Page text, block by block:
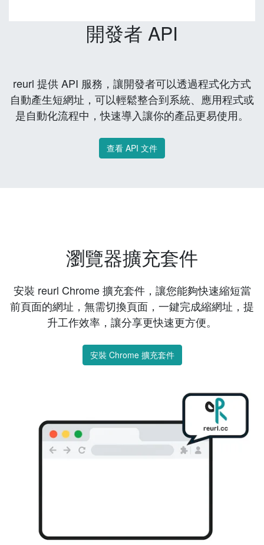
開發者 API
reurl 提供 API 服務，讓開發者可以透過程式化方式
自動產生短網址，可以輕鬆整合到系統、應用程式或
是自動化流程中，快速導入讓你的產品更易使用。
查看 API 文件
瀏覽器擴充套件
安裝 reurl Chrome 擴充套件，讓您能夠快速縮短當
前頁面的網址，無需切換頁面，一鍵完成縮網址，提
升工作效率，讓分享更快速更方便。
安裝 Chrome 擴充套件